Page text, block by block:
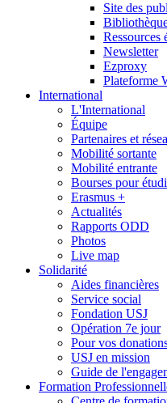
Site des
Ressources
Newsletter
Ezproxy
Plateforme
International
L'International
Équipe
Partenaires et
Mobilité sortante
Mobilité entrante
Bourses pour
Erasmus +
Actualités
Rapports ODD
Photos
Live map
Solidarité
Aides financières
Service social
Fondation USJ
Opération 7e jour
Pour vos
USJ en mission
Guide de
Formation